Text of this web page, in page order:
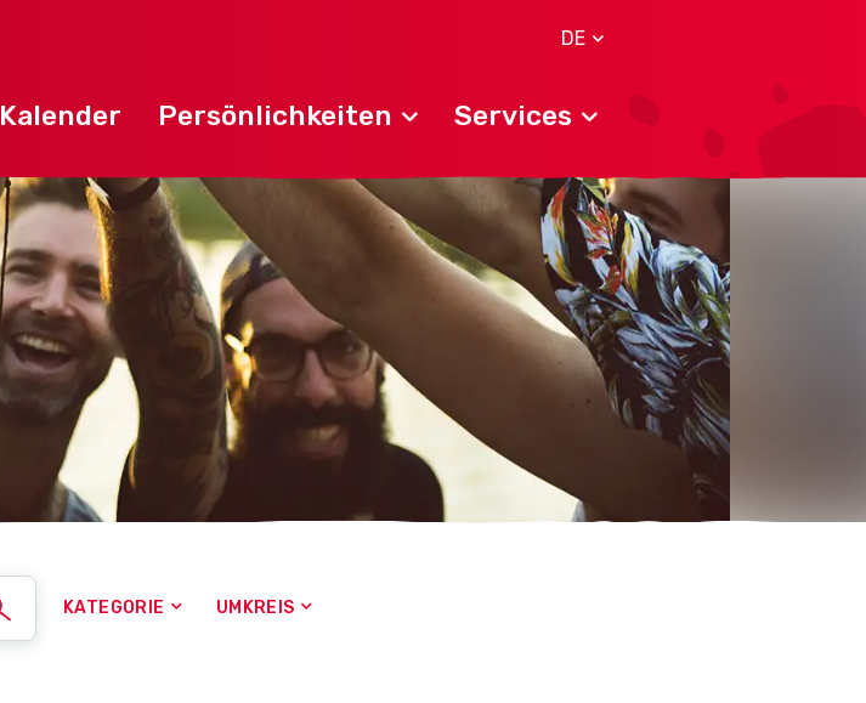
DE
Kalender Persönlichkeiten Services
KATEGORIE UMKREIS